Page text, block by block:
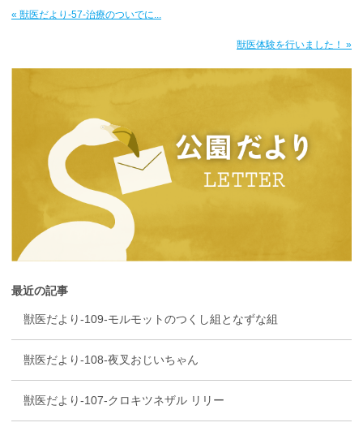
« 獣医だより-57-治療のついでに...
獣医体験を行いました！ »
最近の記事
獣医だより-109-モルモットのつくし組となずな組
獣医だより-108-夜叉おじいちゃん
獣医だより-107-クロキツネザル リリー